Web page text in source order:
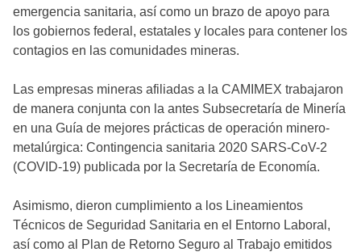
emergencia sanitaria, así como un brazo de apoyo para
los gobiernos federal, estatales y locales para contener los
contagios en las comunidades mineras.
Las empresas mineras afiliadas a la CAMIMEX trabajaron
de manera conjunta con la antes Subsecretaría de Minería
en una Guía de mejores prácticas de operación minero-
metalúrgica: Contingencia sanitaria 2020 SARS-CoV-2
(COVID-19) publicada por la Secretaría de Economía.
Asimismo, dieron cumplimiento a los Lineamientos
Técnicos de Seguridad Sanitaria en el Entorno Laboral,
así como al Plan de Retorno Seguro al Trabajo emitidos